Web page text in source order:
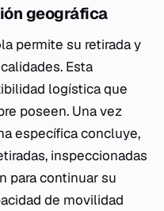
geográfica
permite su retirada y
Esta
logística que
poseen. Una vez
específica concluye,
inspeccionadas
para continuar su
de movilidad